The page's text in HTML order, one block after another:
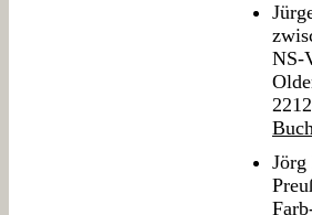
NS-